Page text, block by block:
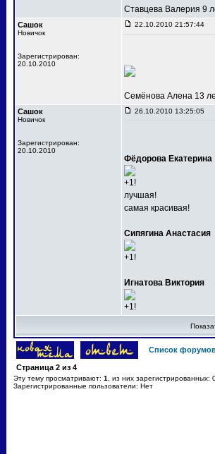
Ставцева Валерия 9
Сашок
Новичок
Зарегистрирован:
20.10.2010
22.10.2010 21:57:44
Семёнова Алена 13
Сашок
Новичок
Зарегистрирован:
20.10.2010
26.10.2010 13:25:05
Фёдорова Екатерина
+1!
лучшая!
самая красивая!
Сипягина Анастасия
+1!
Игнатова Виктория
+1!
Список
Страница 2 из 4
Эту тему просматривают: 1
, из них зарегистрированных:
Зарегистрированные пользователи: Нет